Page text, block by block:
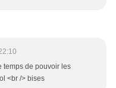
temps de pouvoir les
<br /> bises